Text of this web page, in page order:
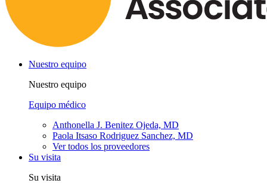
Nuestro equipo
Nuestro equipo
Equipo médico
Anthonella J. Benitez Ojeda, MD
Paola Itsaso Rodriguez Sanchez, MD
Ver todos los proveedores
Su visita
Su visita